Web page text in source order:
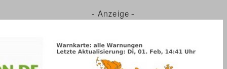
- Anzeige -